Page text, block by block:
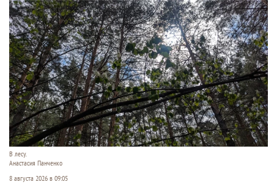
В лесу.
Анастасия Панченко
8 августа 2026 в 09:05